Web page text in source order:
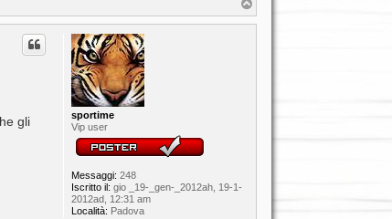
o
p
sportime
Vip user
Messaggi: 248
Iscritto il: gio _19-_gen-_2012ah, 19-1-
2012ad, 12:31 am
Località: Padova
gli